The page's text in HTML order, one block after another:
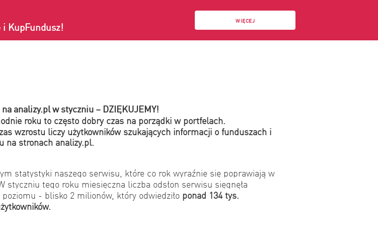
KupFundusz! WIĘCEJ
analizy.pl w styczniu – DZIĘKUJEMY!
roku to często dobry czas na porządki w portfelach.
wzrostu liczy użytkowników szukających informacji o funduszach i
na stronach analizy.pl.
statystyki naszego serwisu, które co rok wyraźnie się poprawiają w
styczniu tego roku miesięczna liczba odsłon serwisu sięgnęła
poziomu - blisko 2 milionów, który odwiedziło ponad 134 tys.